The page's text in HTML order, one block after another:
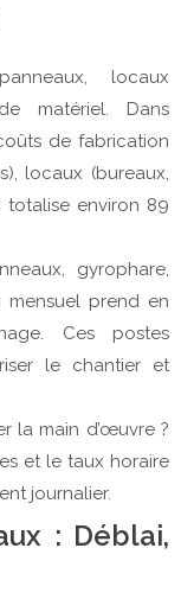
locaux
matériel. Dans
de fabrication
locaux (bureaux,
environ 89
gyrophare,
mensuel prend en
Ces postes
le chantier et
la main d’œuvre ?
et le taux horaire
journalier.
: Déblai,